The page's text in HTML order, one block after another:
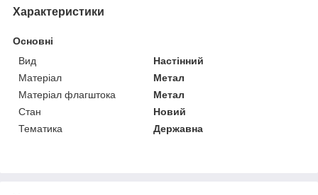
Характеристики
Основні
Вид
Настінний
Матеріал
Метал
Матеріал флагштока
Метал
Стан
Новий
Тематика
Державна